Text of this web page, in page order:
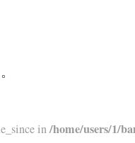
in/home/users/1/